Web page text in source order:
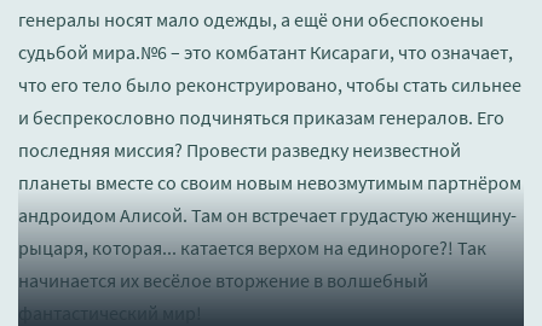
генералы носят мало одежды, а ещё они обеспокоены
судьбой мира.№6 – это комбатант Кисараги, что означает,
что его тело было реконструировано, чтобы стать сильнее
и беспрекословно подчиняться приказам генералов. Его
последняя миссия? Провести разведку неизвестной
планеты вместе со своим новым невозмутимым партнёром
андроидом Алисой. Там он встречает грудастую женщину-
рыцаря, которая... катается верхом на единороге?! Так
начинается их весёлое вторжение в волшебный
фантастический мир!